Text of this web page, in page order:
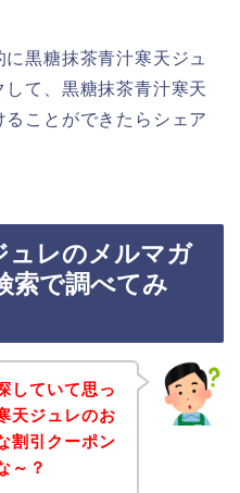
黒糖抹茶青汁寒天ジュ
て、黒糖抹茶青汁寒天
ことができたらシェア
ュレのメルマガ
索で調べてみ
していて思っ
天ジュレのお
割引クーポン
～？